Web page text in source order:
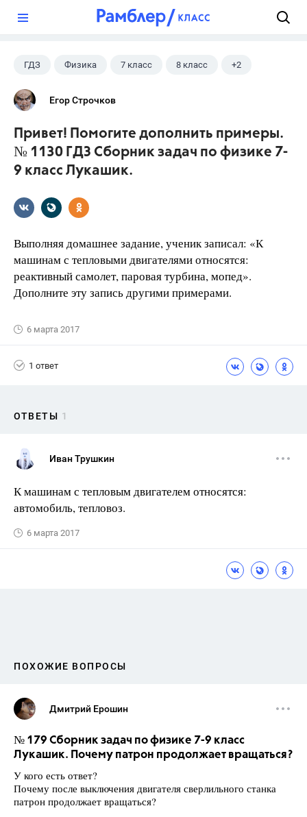
ГДЗ Физика 7 класс 8 класс +2
9 класс
Егор Строчков
Привет! Помогите дополнить примеры.
№ 1130 ГДЗ Сборник задач по физике 7-
9 класс Лукашик.
Выполняя домашнее задание, ученик записал: «К
машинам с тепловыми двигателями относятся:
реактивный самолет, паровая турбина, мопед».
Дополните эту запись другими примерами.
6 марта 2017
1 ответ
ОТВЕТЫ 1
Иван Трушкин
К машинам с тепловым двигателем относятся:
автомобиль, тепловоз.
6 марта 2017
ПОХОЖИЕ ВОПРОСЫ
Дмитрий Ерошин
№ 179 Сборник задач по физике 7-9 класс
Лукашик. Почему патрон продолжает вращаться?
У кого есть ответ?
Почему после выключения двигателя сверлильного станка
патрон продолжает вращаться?